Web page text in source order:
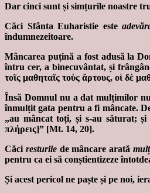
Dar cinci sunt și simțurile noastre
Căci Sfânta Euharistie este
îndumnezeitoare.
Mâncarea puțină a fost adusă la
întru cer, a binecuvântat, și
τοῖς μαθηταῖς τοὺς ἄρτους, οἱ δὲ
Însă Domnul nu a dat mulțimilor
înmulțit gata pentru a fi mâncate.
„au mâncat toți, și s-au săturat; și
πλήρεις]” [Mt. 14, 20].
Căci resturilede mâncare arată
pentru ca ei să conștientizeze
Și acest pericol ne paște și pe noi,